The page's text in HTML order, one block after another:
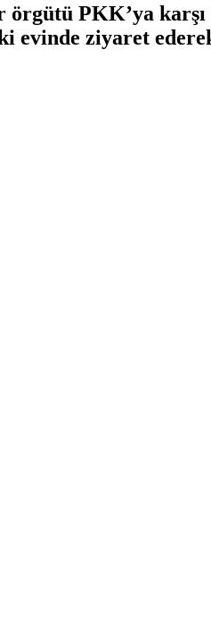
PKK’ya karşı
evinde ziyaret